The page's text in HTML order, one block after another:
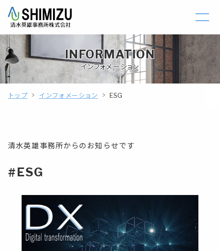
INFORMATION
インフォメーション
トップ インフォメーション ESG
清水英雄事務所からのお知らせです
#ESG